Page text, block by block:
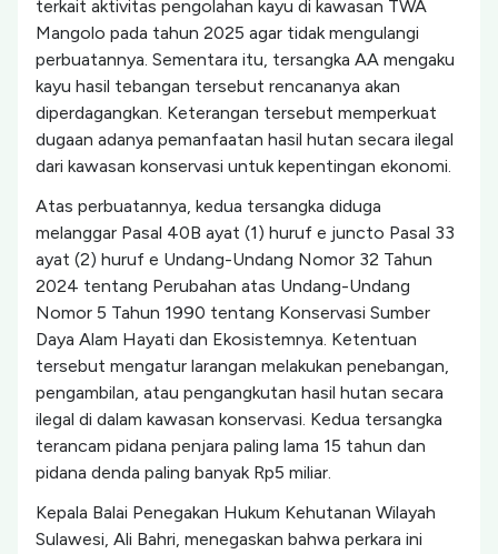
terkait aktivitas pengolahan kayu di kawasan TWA
Mangolo pada tahun 2025 agar tidak mengulangi
perbuatannya. Sementara itu, tersangka AA mengaku
kayu hasil tebangan tersebut rencananya akan
diperdagangkan. Keterangan tersebut memperkuat
dugaan adanya pemanfaatan hasil hutan secara ilegal
dari kawasan konservasi untuk kepentingan ekonomi.
Atas perbuatannya, kedua tersangka diduga
melanggar Pasal 40B ayat (1) huruf e juncto Pasal 33
ayat (2) huruf e Undang-Undang Nomor 32 Tahun
2024 tentang Perubahan atas Undang-Undang
Nomor 5 Tahun 1990 tentang Konservasi Sumber
Daya Alam Hayati dan Ekosistemnya. Ketentuan
tersebut mengatur larangan melakukan penebangan,
pengambilan, atau pengangkutan hasil hutan secara
ilegal di dalam kawasan konservasi. Kedua tersangka
terancam pidana penjara paling lama 15 tahun dan
pidana denda paling banyak Rp5 miliar.
Kepala Balai Penegakan Hukum Kehutanan Wilayah
Sulawesi, Ali Bahri, menegaskan bahwa perkara ini